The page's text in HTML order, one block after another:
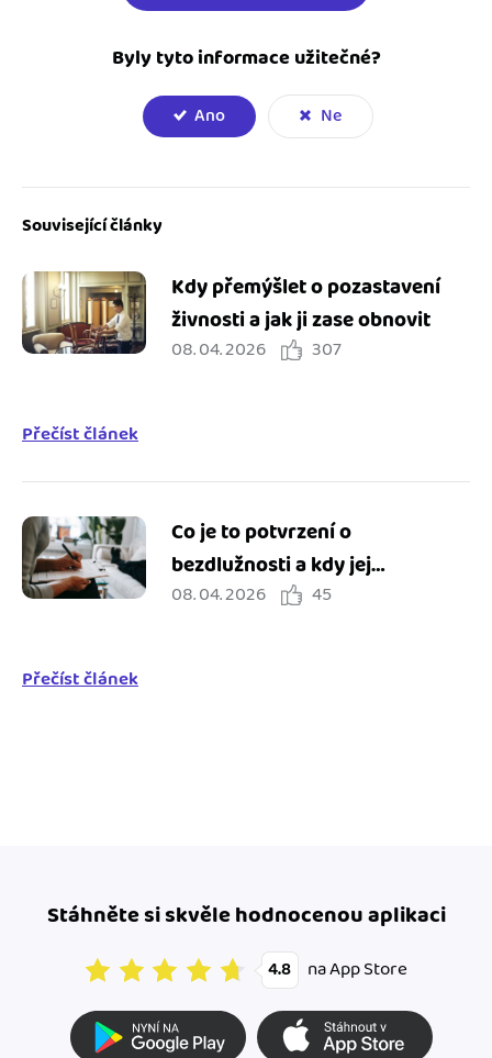
Byly tyto informace užitečné?
Ano Ne
Související články
Kdy přemýšlet o pozastavení
živnosti a jak ji zase obnovit
08. 04. 2026 307
Přečíst článek
Co je to potvrzení o
bezdlužnosti a kdy jej
potřebuji?
08. 04. 2026 45
Přečíst článek
Stáhněte si skvěle hodnocenou aplikaci
4.8 na App Store